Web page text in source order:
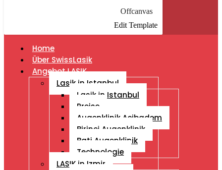
Offcanvas
Edit Template
Home
Über SwissLasik
Angebot LASIK
Lasik in Istanbul
Lasik in Istanbul
Preise
Augenklinik Acibadem
Birinci Augenklinik
Bati Augenklinik
Technologie
LASIK in Izmir